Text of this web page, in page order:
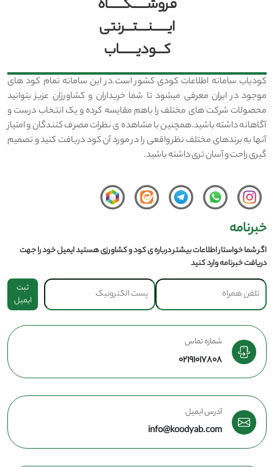
فروشــــــگــــــاه
ایــــــنــــتـــرنتی
کـــودیـــــــاب
کودیاب سامانه اطلاعات کودی کشور است.در این سامانه تمام کود های
موجود در ایران معرفی میشود تا شما خریداران و کشاورزان عزیز بتوانید
محصولات شرکت های مختلف را باهم مقایسه کرده و یک انتخاب درست و
آگاهانه داشته باشید.همچنین با مشاهده ی نظرات مصرف کنندگان و امتیاز
آنها به برندهای مختلف نظر واقعی را در مورد آن کود دریافت کنید و تصمیم
گیری راحت و آسان تری داشته باشید.
خبرنامه
اگر شما خواستار اطلاعات بیشتر درباره ی کود و کشاورزی هستید ایمیل خود را جهت
دریافت خبرنامه وارد کنید
ثبت
ایمیل
شماره تماس
02191017808
آدرس ایمیل
info@koodyab.com